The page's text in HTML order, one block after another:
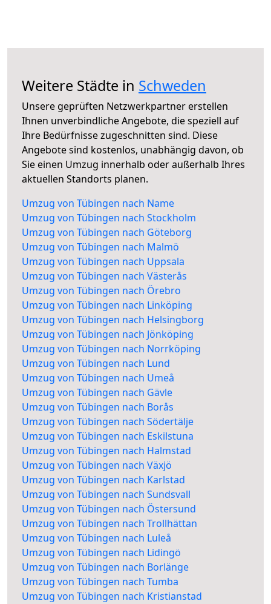
Weitere Städte in Schweden
Unsere geprüften Netzwerkpartner erstellen
Ihnen unverbindliche Angebote, die speziell auf
Ihre Bedürfnisse zugeschnitten sind. Diese
Angebote sind kostenlos, unabhängig davon, ob
Sie einen Umzug innerhalb oder außerhalb Ihres
aktuellen Standorts planen.
Umzug von Tübingen nach Name
Umzug von Tübingen nach Stockholm
Umzug von Tübingen nach Göteborg
Umzug von Tübingen nach Malmö
Umzug von Tübingen nach Uppsala
Umzug von Tübingen nach Västerås
Umzug von Tübingen nach Örebro
Umzug von Tübingen nach Linköping
Umzug von Tübingen nach Helsingborg
Umzug von Tübingen nach Jönköping
Umzug von Tübingen nach Norrköping
Umzug von Tübingen nach Lund
Umzug von Tübingen nach Umeå
Umzug von Tübingen nach Gävle
Umzug von Tübingen nach Borås
Umzug von Tübingen nach Södertälje
Umzug von Tübingen nach Eskilstuna
Umzug von Tübingen nach Halmstad
Umzug von Tübingen nach Växjö
Umzug von Tübingen nach Karlstad
Umzug von Tübingen nach Sundsvall
Umzug von Tübingen nach Östersund
Umzug von Tübingen nach Trollhättan
Umzug von Tübingen nach Luleå
Umzug von Tübingen nach Lidingö
Umzug von Tübingen nach Borlänge
Umzug von Tübingen nach Tumba
Umzug von Tübingen nach Kristianstad